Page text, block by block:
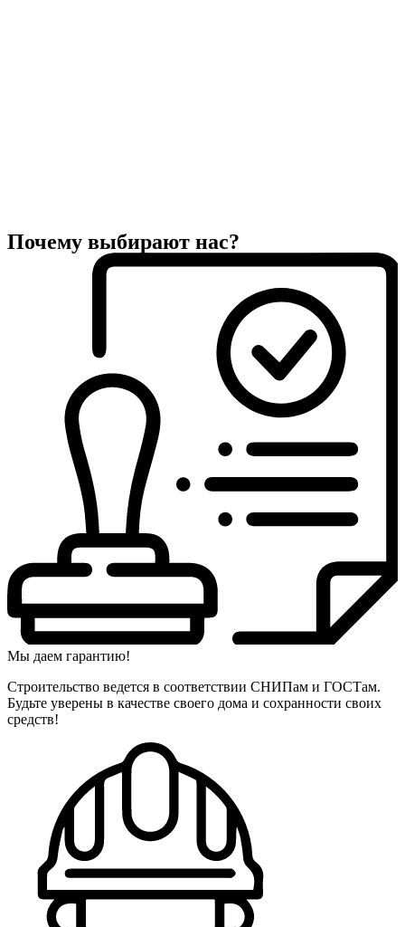
Почему выбирают нас?
Мы даем гарантию!
Строительство ведется в соответствии СНИПам и ГОСТам.
Будьте уверены в качестве своего дома и сохранности своих
средств!